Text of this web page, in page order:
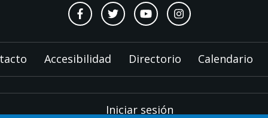
Accesibilidad Directorio Calendario
Iniciar sesión